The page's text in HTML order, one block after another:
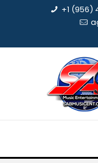
+1 (956)